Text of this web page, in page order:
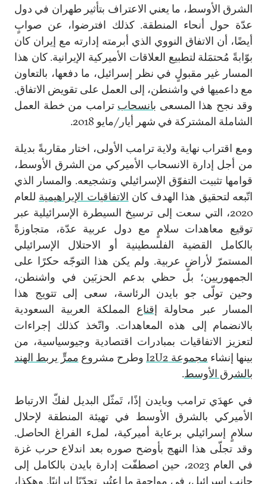
الشرق الأوسط، ما يعني الاعتراف بتأثير طهران في دول
عدّة حول أنحاء المنطقة. كذلك افترضوا، عن صوابٍ
أيضًا، أن الاتفاق النووي الذي أبرمته إدارته مع إيران كان
بوّابةً مُحتمَلة لتطبيع العلاقات الأميركية الإيرانية. كان هذا
المسار غير مقبولٍ في نظر إسرائيل، ما دفعها، بالتعاون
مع داعميها في واشنطن، إلى العمل على تقويض الاتفاق.
وقد نجح هذا المسعى بانسحاب ترامب من خطة العمل
الشاملة المشتركة في شهر أيار/مايو 2018.
ومع اقتراب نهاية ولاية ترامب الأولى، اختار مقاربةً بديلة
من أجل إدارة الانسحاب الأميركي من الشرق الأوسط،
قوامها تثبيت التفوّق الإسرائيلي وتشجيعه. والمسار الذي
اتّبعه لتحقيق هذا الهدف كان الاتفاقيات الإبراهيمية للعام
2020، التي سعت إلى ترسيخ السيطرة الإسرائيلية عبر
توقيع معاهدات سلامٍ مع دول عربية عدّة، متجاوزةً
بالكامل القضية الفلسطينية أو الاحتلال الإسرائيلي
المستمرّ لأراضٍ عربية. ولم يكن هذا التوجّه حكرًا على
الجمهوريين؛ بل حظي بدعم الحزبَين في واشنطن،
وحين تولّى جو بايدن الرئاسة، سعى إلى تتويج هذا
المسار عبر محاولة إقناع المملكة العربية السعودية
بالانضمام إلى هذه المعاهدات. واتّخذ كذلك إجراءات
لتعزيز الاتفاقيات بمبادرات اقتصادية وجيوسياسية، من
بينها إنشاء مجموعة I2U2 وطرح مشروع ممرٍّ يربط الهند
بالشرق الأوسط.
في عهدَي ترامب وبايدن إذًا، تَمثّل البديل لفكّ الارتباط
الأميركي بالشرق الأوسط في تهيئة المنطقة لإحلال
سلامٍ إسرائيلي برعاية أميركية، لملء الفراغ الحاصل.
وقد تجلّى هذا النهج بأوضح صوره بعد اندلاع حرب غزة
في العام 2023، حين اصطفّت إدارة بايدن بالكامل إلى
جانب إسرائيل، في مواجهة ما اعتُبر تحدّيًا إيرانيًا. وهكذا،